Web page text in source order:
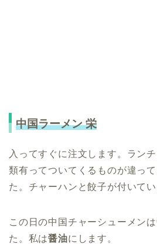
中国ラーメン 栄
入ってすぐに注文します。ラン
類有ってついてくるものが違っ
た。チャーハンと餃子が付いてい
この日の中国チャーシューメン
た。私は醤油にします。